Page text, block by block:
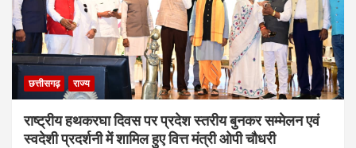
छत्तीसगढ़ राज्य
राष्ट्रीय हथकरघा दिवस पर प्रदेश स्तरीय बुनकर सम्मेलन एवं
स्वदेशी प्रदर्शनी में शामिल हुए वित्त मंत्री ओपी चौधरी